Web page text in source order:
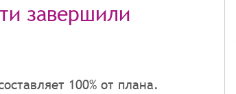
завершили
100% от плана.